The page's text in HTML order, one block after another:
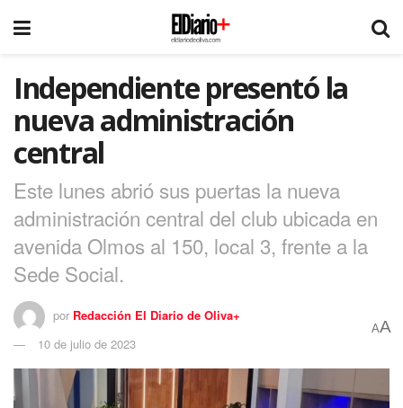
Independiente presentó la
nueva administración
central
Este lunes abrió sus puertas la nueva
administración central del club ubicada en
avenida Olmos al 150, local 3, frente a la
Sede Social.
por Redacción El Diario de Oliva+
10 de julio de 2023
AA